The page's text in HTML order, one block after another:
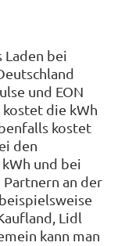
Laden bei
und EON
kostet die kWh
kostet
den
und bei
Partnern an der
Lidl
kann man